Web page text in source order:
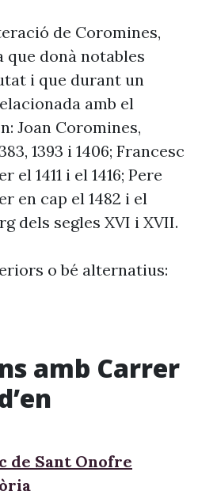
de Coromines,
que donà notables
i que durant un
amb el
Joan Coromines,
1393 i 1406; Francesc
1411 i el 1416; Pere
en cap el 1482 i el
dels segles XVI i XVII.
o bé alternatius:
amb Carrer
de Sant Onofre